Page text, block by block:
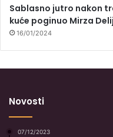
Sablasno jutro nakon
kuće poginuo Mirza
16/01/2024
Novosti
07/12/2023